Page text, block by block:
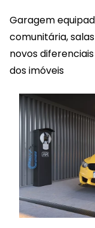
Garagem
comunitária,
novos
dos imóveis